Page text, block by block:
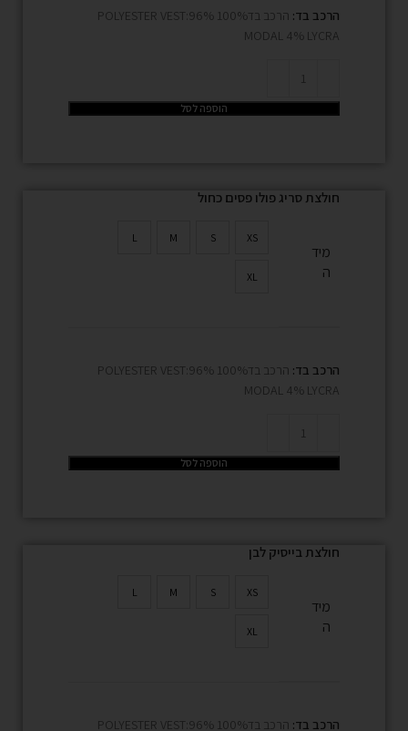
הרכב בד:
הרכב בד100% POLYESTER VEST:96%
MODAL 4% LYCRA
הוספה לסל
חולצת סריג פולו פסים כחול
מיד
ה
XS
S
M
L
XL
הרכב בד:
הרכב בד100% POLYESTER VEST:96%
MODAL 4% LYCRA
הוספה לסל
חולצת בייסיק לבן
מיד
ה
XS
S
M
L
XL
הרכב בד:
הרכב בד100% POLYESTER VEST:96%